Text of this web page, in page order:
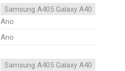
Samsung A405 Galaxy A40
Ano
Ano
Samsung A405 Galaxy A40